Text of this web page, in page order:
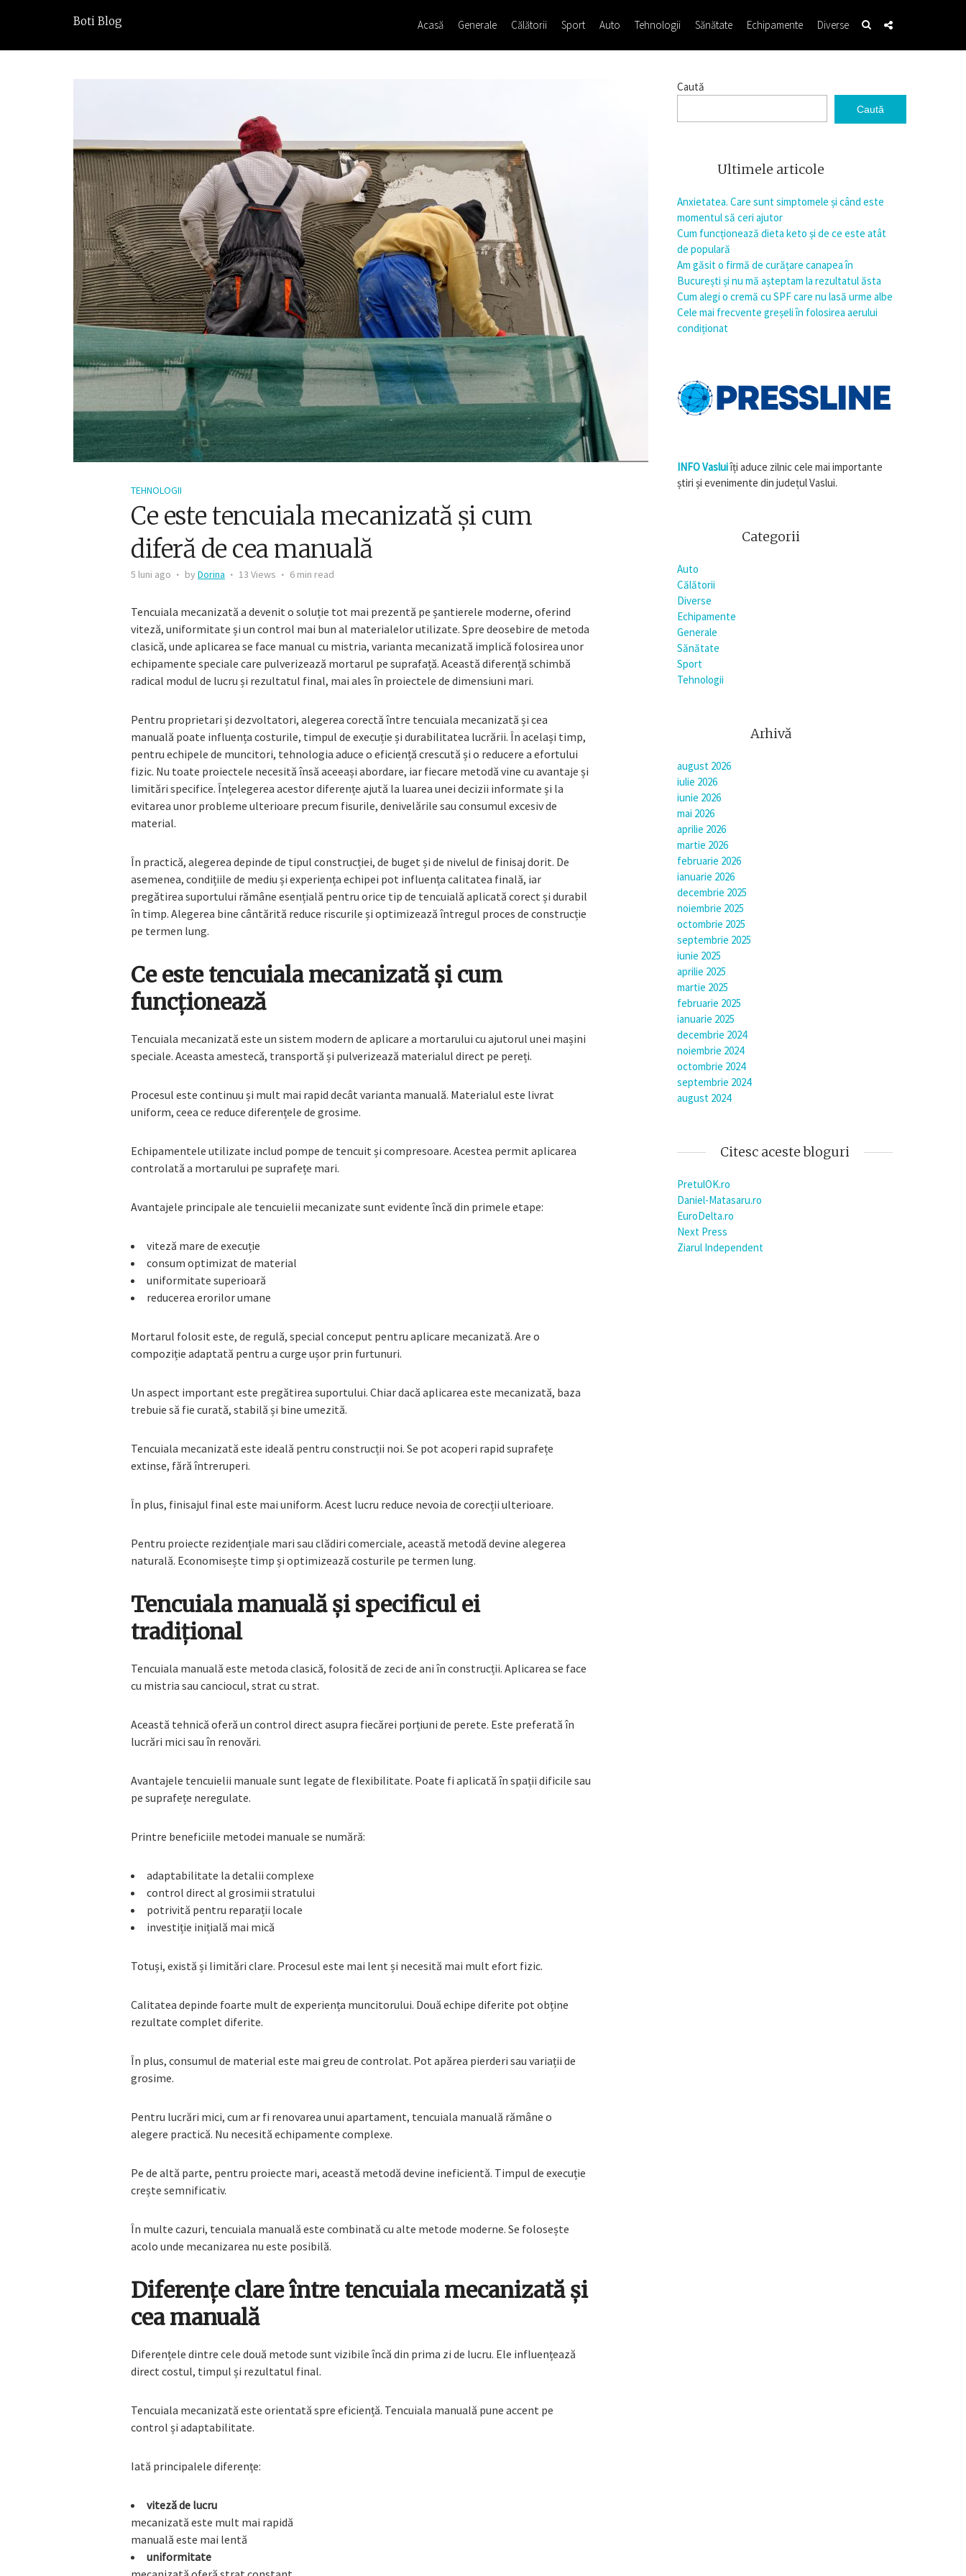
Boti Blog Acasă Generale Călătorii Sport Auto Tehnologii Sănătate Echipamente Diverse
TEHNOLOGII
Ce este tencuiala mecanizată și cum
diferă de cea manuală
5 luni ago by Dorina 13 Views 6 min read
Tencuiala mecanizată a devenit o soluție tot mai prezentă pe șantierele moderne, oferind
viteză, uniformitate și un control mai bun al materialelor utilizate. Spre deosebire de metoda
clasică, unde aplicarea se face manual cu mistria, varianta mecanizată implică folosirea unor
echipamente speciale care pulverizează mortarul pe suprafață. Această diferență schimbă
radical modul de lucru și rezultatul final, mai ales în proiectele de dimensiuni mari.
Pentru proprietari și dezvoltatori, alegerea corectă între tencuiala mecanizată și cea
manuală poate influența costurile, timpul de execuție și durabilitatea lucrării. În același timp,
pentru echipele de muncitori, tehnologia aduce o eficiență crescută și o reducere a efortului
fizic. Nu toate proiectele necesită însă aceeași abordare, iar fiecare metodă vine cu avantaje și
limitări specifice. Înțelegerea acestor diferențe ajută la luarea unei decizii informate și la
evitarea unor probleme ulterioare precum fisurile, denivelările sau consumul excesiv de
material.
În practică, alegerea depinde de tipul construcției, de buget și de nivelul de finisaj dorit. De
asemenea, condițiile de mediu și experiența echipei pot influența calitatea finală, iar
pregătirea suportului rămâne esențială pentru orice tip de tencuială aplicată corect și durabil
în timp. Alegerea bine cântărită reduce riscurile și optimizează întregul proces de construcție
pe termen lung.
Ce este tencuiala mecanizată și cum
funcționează
Tencuiala mecanizată este un sistem modern de aplicare a mortarului cu ajutorul unei mașini
speciale. Aceasta amestecă, transportă și pulverizează materialul direct pe pereți.
Procesul este continuu și mult mai rapid decât varianta manuală. Materialul este livrat
uniform, ceea ce reduce diferențele de grosime.
Echipamentele utilizate includ pompe de tencuit și compresoare. Acestea permit aplicarea
controlată a mortarului pe suprafețe mari.
Avantajele principale ale tencuielii mecanizate sunt evidente încă din primele etape:
viteză mare de execuție
consum optimizat de material
uniformitate superioară
reducerea erorilor umane
Mortarul folosit este, de regulă, special conceput pentru aplicare mecanizată. Are o
compoziție adaptată pentru a curge ușor prin furtunuri.
Un aspect important este pregătirea suportului. Chiar dacă aplicarea este mecanizată, baza
trebuie să fie curată, stabilă și bine umezită.
Tencuiala mecanizată este ideală pentru construcții noi. Se pot acoperi rapid suprafețe
extinse, fără întreruperi.
În plus, finisajul final este mai uniform. Acest lucru reduce nevoia de corecții ulterioare.
Pentru proiecte rezidențiale mari sau clădiri comerciale, această metodă devine alegerea
naturală. Economisește timp și optimizează costurile pe termen lung.
Tencuiala manuală și specificul ei
tradițional
Tencuiala manuală este metoda clasică, folosită de zeci de ani în construcții. Aplicarea se face
cu mistria sau canciocul, strat cu strat.
Această tehnică oferă un control direct asupra fiecărei porțiuni de perete. Este preferată în
lucrări mici sau în renovări.
Avantajele tencuielii manuale sunt legate de flexibilitate. Poate fi aplicată în spații dificile sau
pe suprafețe neregulate.
Printre beneficiile metodei manuale se numără:
adaptabilitate la detalii complexe
control direct al grosimii stratului
potrivită pentru reparații locale
investiție inițială mai mică
Totuși, există și limitări clare. Procesul este mai lent și necesită mai mult efort fizic.
Calitatea depinde foarte mult de experiența muncitorului. Două echipe diferite pot obține
rezultate complet diferite.
În plus, consumul de material este mai greu de controlat. Pot apărea pierderi sau variații de
grosime.
Pentru lucrări mici, cum ar fi renovarea unui apartament, tencuiala manuală rămâne o
alegere practică. Nu necesită echipamente complexe.
Pe de altă parte, pentru proiecte mari, această metodă devine ineficientă. Timpul de execuție
crește semnificativ.
În multe cazuri, tencuiala manuală este combinată cu alte metode moderne. Se folosește
acolo unde mecanizarea nu este posibilă.
Diferențe clare între tencuiala mecanizată și
cea manuală
Diferențele dintre cele două metode sunt vizibile încă din prima zi de lucru. Ele influențează
direct costul, timpul și rezultatul final.
Tencuiala mecanizată este orientată spre eficiență. Tencuiala manuală pune accent pe
control și adaptabilitate.
Iată principalele diferențe:
viteză de lucru
mecanizată este mult mai rapidă
manuală este mai lentă
uniformitate
Caută
Caută
Ultimele articole
Anxietatea. Care sunt simptomele și când este
momentul să ceri ajutor
Cum funcționează dieta keto și de ce este atât
de populară
Am găsit o firmă de curățare canapea în
București și nu mă așteptam la rezultatul ăsta
Cum alegi o cremă cu SPF care nu lasă urme albe
Cele mai frecvente greșeli în folosirea aerului
condiționat
INFO Vasluiîți aduce zilnic cele mai importante
știri și evenimente din județul Vaslui.
Categorii
Auto
Călătorii
Diverse
Echipamente
Generale
Sănătate
Sport
Tehnologii
Arhivă
august 2026
iulie 2026
iunie 2026
mai 2026
aprilie 2026
martie 2026
februarie 2026
ianuarie 2026
decembrie 2025
noiembrie 2025
octombrie 2025
septembrie 2025
iunie 2025
aprilie 2025
martie 2025
februarie 2025
ianuarie 2025
decembrie 2024
noiembrie 2024
octombrie 2024
septembrie 2024
august 2024
Citesc aceste bloguri
PretulOK.ro
Daniel-Matasaru.ro
EuroDelta.ro
Next Press
Ziarul Independent